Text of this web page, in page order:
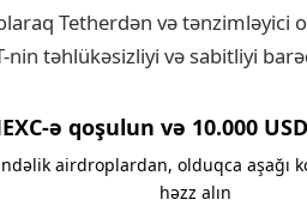
Tetherdən və tənzimləyici
nin təhlükəsizliyi və sabitliyi
ə qoşulun və 10.000
airdroplardan, olduqca aşağı
həzz alın